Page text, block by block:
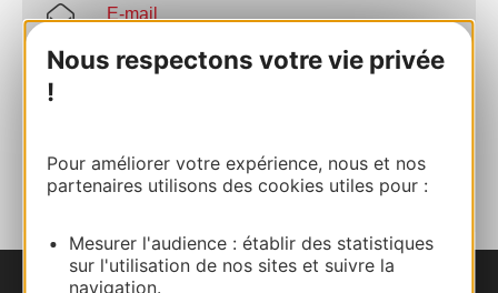
Nous respectons votre vie privée
!
Pour améliorer votre expérience, nous et nos
partenaires utilisons des cookies utiles pour :
Mesurer l'audience : établir des statistiques
sur l'utilisation de nos sites et suivre la
navigation.
E-mail
AU CARNET